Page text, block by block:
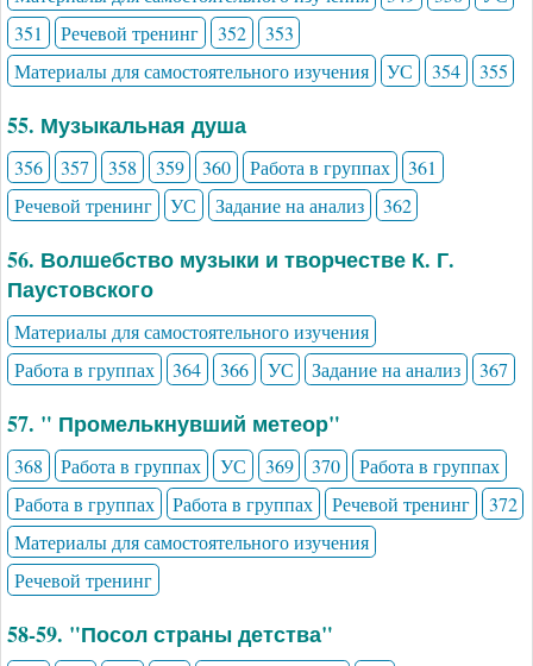
351
Речевой тренинг 352
353
Материалы для самостоятельного изучения
УС 354 355
55. Музыкальная душа
356 357 358 359 360 Работа в группах
361
Речевой тренинг
УС Задание на анализ 362
56. Волшебство музыки и творчестве К. Г.
Паустовского
Материалы для самостоятельного изучения
Работа в группах
364 366 УС Задание на анализ 367
57. " Промелькнувший метеор"
368 Работа в группах УС 369 370
Работа в группах
Работа в группах
Работа в группах Речевой тренинг
372
Материалы для самостоятельного изучения
Речевой тренинг
58-59. "Посол страны детства"